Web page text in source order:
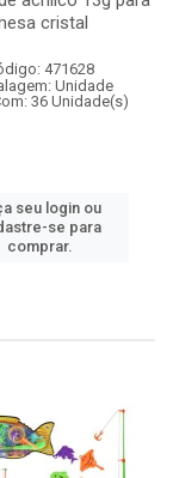
cristal
471628
Unidade
36 Unidade(s)
seu login ou
se para
comprar.